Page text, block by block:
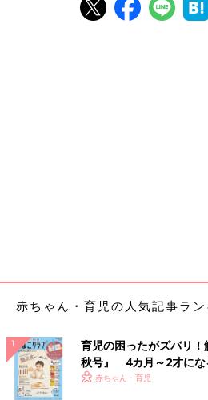
赤ちゃん・育児の人気記事ラ
育児の困ったがズバリ
秋号』 4カ月～2才にな
いっぱい！
赤ちゃん・育児